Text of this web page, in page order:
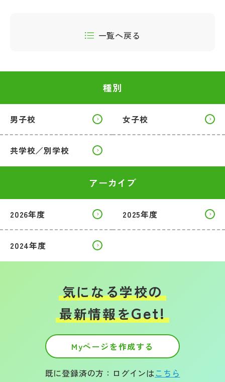
一覧へ戻る
種別
男子校 女子校
共学校／別学校
アーカイブ
2026年度 2025年度
2024年度
気になる学校の
最新情報をGet!
Myページを作成する
既に登録済の方：ログインはこちら